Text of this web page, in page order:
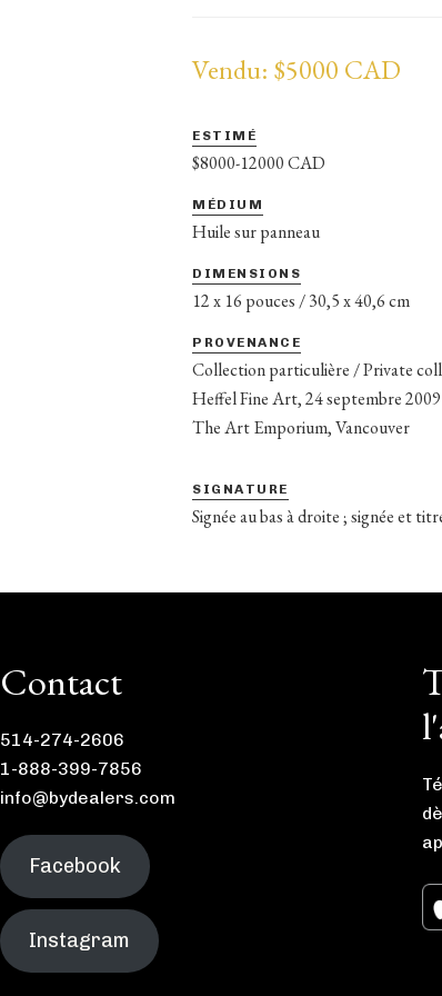
Vendu: $5000 CAD
ESTIMÉ
$8000-12000 CAD
MÉDIUM
Huile sur panneau
DIMENSIONS
12 x 16 pouces / 30,5 x 40,6 cm
PROVENANCE
Collection particulière / Private
Heffel Fine Art, 24 septembre
The Art Emporium, Vancouver
SIGNATURE
Signée au bas à droite ; signée et
Contact
514-274-2606
1-888-399-7856
info@bydealers.com
Facebook
Instagram